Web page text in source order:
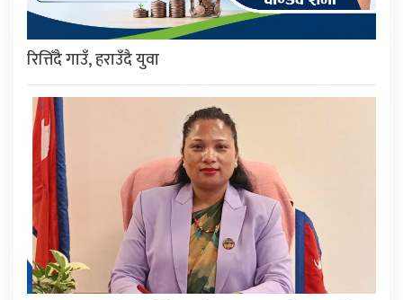
रित्तिँदै गाउँ, हराउँदै युवा